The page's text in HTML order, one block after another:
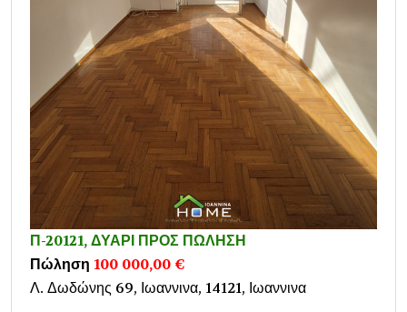
Π-20121, ΔΥΑΡΙ ΠΡΟΣ ΠΩΛΗΣΗ
Πώληση 100 000,00 €
Λ. Δωδώνης 69, Ιωαννινα, 14121, Ιωαννινα